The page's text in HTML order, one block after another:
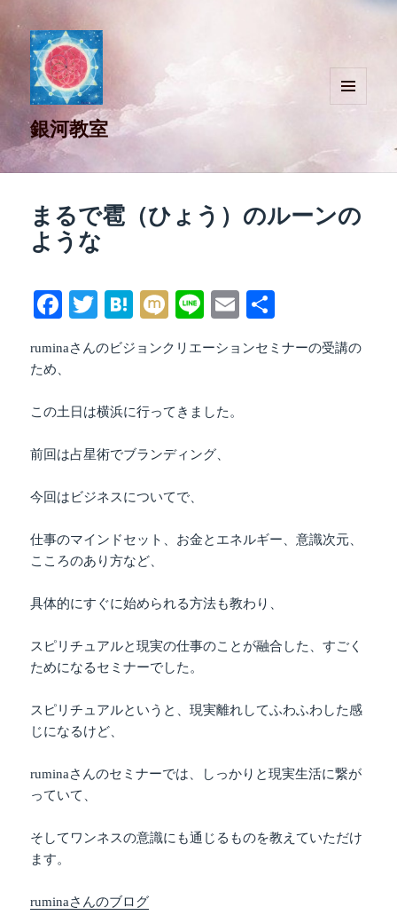
銀河教室
まるで雹（ひょう）のルーンの
ような
Fa
bo
T
wi
tte
H
en
M
i
Li
E
ail
ruminaさんのビジョンクリエーションセミナーの受講の
ため、
この土日は横浜に行ってきました。
前回は占星術でブランディング、
今回はビジネスについてで、
仕事のマインドセット、お金とエネルギー、意識次元、
こころのあり方など、
具体的にすぐに始められる方法も教わり、
スピリチュアルと現実の仕事のことが融合した、すごく
ためになるセミナーでした。
スピリチュアルというと、現実離れしてふわふわした感
じになるけど、
ruminaさんのセミナーでは、しっかりと現実生活に繋が
っていて、
そしてワンネスの意識にも通じるものを教えていただけ
ます。
ruminaさんのブログ